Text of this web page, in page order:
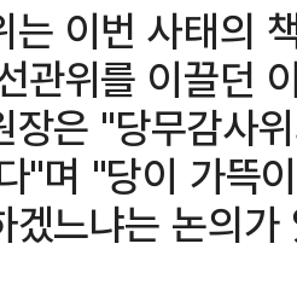
는 이번 사태의
관위를 이끌던
장은 "당무감사
"며 "당이 가뜩
겠느냐는 논의